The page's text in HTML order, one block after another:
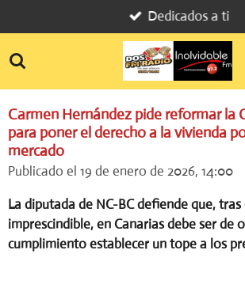
al
contenido
Dedicados a ti
Carmen Hernández pide reformar la
para poner el derecho a la vivienda
mercado
Publicado el 19 de enero de 2026, 14:00
La diputada de NC-BC defiende que,
imprescindible, en Canarias debe ser de
cumplimiento establecer un tope a los